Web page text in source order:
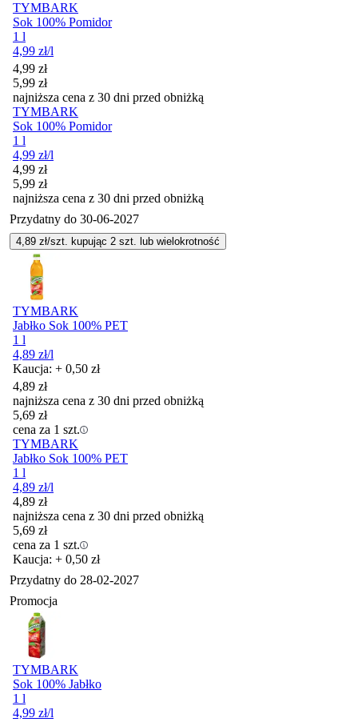
TYMBARK
Sok 100% Pomidor
1 l
4,99 zł/l
Cena promocyjna
4,99 zł
5,99 zł
najniższa cena z 30 dni przed obniżką
TYMBARK
Sok 100% Pomidor
1 l
4,99 zł/l
Cena promocyjna
4,99 zł
5,99 zł
najniższa cena z 30 dni przed obniżką
Przydatny do 30-06-2027
4,89 zł/szt. kupując 2 szt. lub wielokrotność
TYMBARK
Jabłko Sok 100% PET
1 l
4,89 zł/l
Kaucja: + 0,50 zł
4,89 zł
najniższa cena z 30 dni przed obniżką
5,69 zł
cena za 1 szt.
TYMBARK
Jabłko Sok 100% PET
1 l
4,89 zł/l
4,89 zł
najniższa cena z 30 dni przed obniżką
5,69 zł
cena za 1 szt.
Kaucja: + 0,50 zł
Przydatny do 28-02-2027
Promocja
TYMBARK
Sok 100% Jabłko
1 l
4,99 zł/l